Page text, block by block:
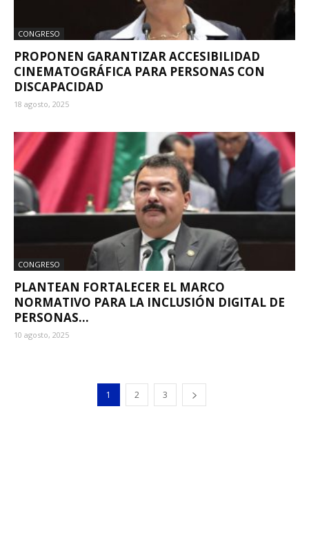
CONGRESO
PROPONEN GARANTIZAR ACCESIBILIDAD
CINEMATOGRÁFICA PARA PERSONAS CON
DISCAPACIDAD
18 agosto, 2025
CONGRESO
PLANTEAN FORTALECER EL MARCO
NORMATIVO PARA LA INCLUSIÓN DIGITAL DE
PERSONAS...
10 agosto, 2025
1 2 3